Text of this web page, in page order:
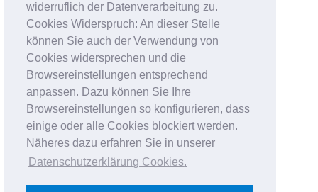
widerruflich der Datenverarbeitung zu.
Cookies Widerspruch: An dieser Stelle
können Sie auch der Verwendung von
Cookies widersprechen und die
Browsereinstellungen entsprechend
anpassen. Dazu können Sie Ihre
Browsereinstellungen so konfigurieren, dass
einige oder alle Cookies blockiert werden.
Näheres dazu erfahren Sie in unserer
Datenschutzerklärung Cookies.